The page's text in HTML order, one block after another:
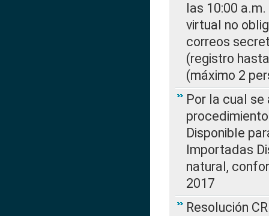
las 10:00
virtual no
correos
(registro
(máximo 2
Por la cual
Disponible
Importadas
natural,
2017
Resolución